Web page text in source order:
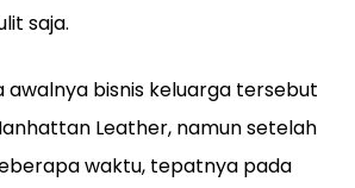
saja.
awalnya bisnis keluarga tersebut
Leather, namun setelah
waktu, tepatnya pada